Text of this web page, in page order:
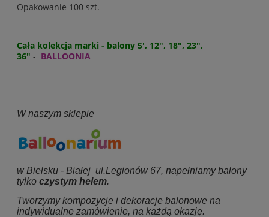
Opakowanie 100 szt.
Cała kolekcja marki - balony 5', 12", 18", 23",
36" - BALLOONIA
W naszym sklepie
w Bielsku - Białej ul.Legionów 67, napełniamy balony
tylko czystym helem.
Tworzymy kompozycje i dekoracje balonowe na
indywidualne zamówienie, na każdą okazję.